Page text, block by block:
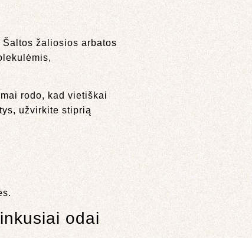
žaliosios arbatos
rodo, kad vietiškai
užvirkite stiprią
odai